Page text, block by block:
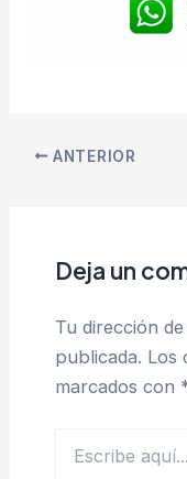
ANTERIOR
Deja un
Tu dirección
publicada. Los
marcados con
aquí...